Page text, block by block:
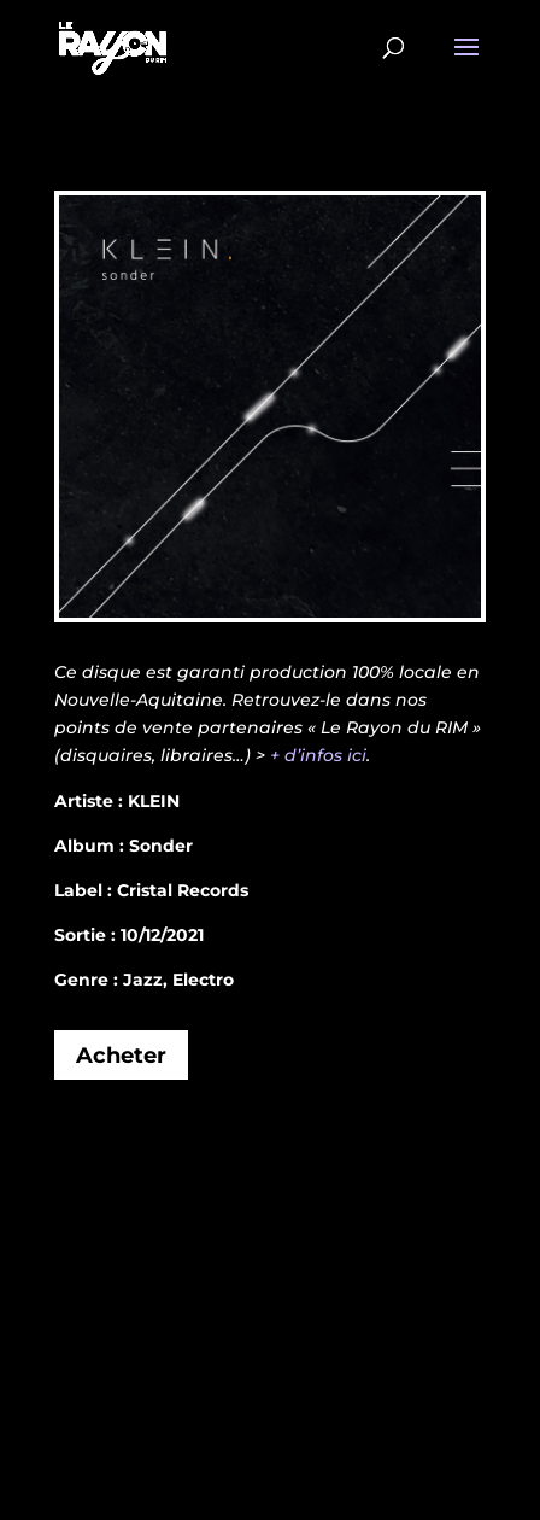
Ce disque est garanti production 100% locale en
Nouvelle-Aquitaine. Retrouvez-le dans nos
points de vente partenaires « Le Rayon du RIM »
(disquaires, libraires…) > + d’infos ici.
Artiste : KLEIN
Album : Sonder
Label : Cristal Records
Sortie : 10/12/2021
Genre : Jazz, Electro
Acheter